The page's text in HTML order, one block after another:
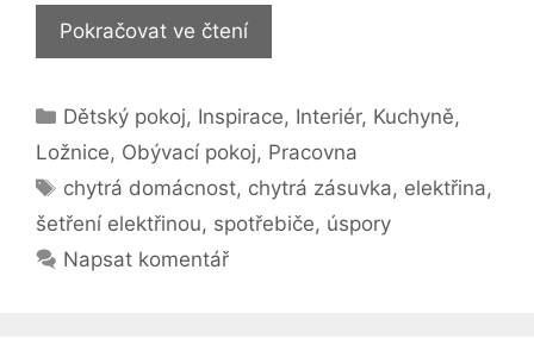
Pokračovat ve čteníJak
ušetřit
korun
za
elektřinu:
Stačí
chytrá
Rubriky
Dětský pokoj, Inspirace, Interiér, Kuchyně,
Ložnice, Obývací pokoj, Pracovna
Štítky
chytrá domácnost, chytrá zásuvka, elektřina,
šetření elektřinou, spotřebiče, úspory
Napsat komentář